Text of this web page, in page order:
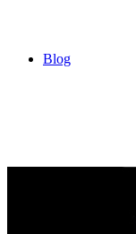
Blog